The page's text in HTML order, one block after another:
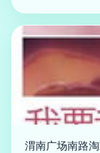
渭南广场南路